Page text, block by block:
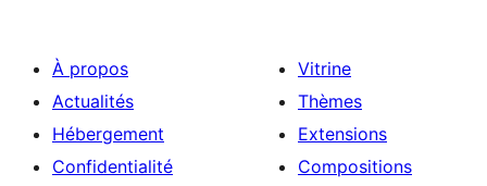
À propos
Actualités
Hébergement
Confidentialité
Vitrine
Thèmes
Extensions
Compositions